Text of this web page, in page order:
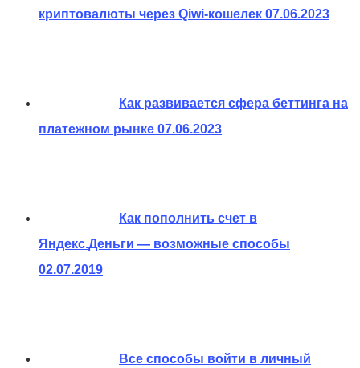
криптовалюты через Qiwi-кошелек 07.06.2023
Как развивается сфера беттинга на
платежном рынке 07.06.2023
Как пополнить счет в
Яндекс.Деньги — возможные способы
02.07.2019
Все способы войти в личный